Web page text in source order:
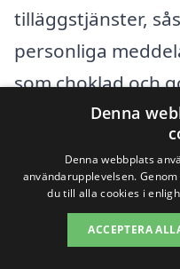
tilläggstjänster,
personliga
som choklad och
leveransen ännu
Oavsett
blomsterbud i
glädje och
Denna
Denna webbplats
användarupplevelsen.
du till alla cookies i
ACCEPTERA